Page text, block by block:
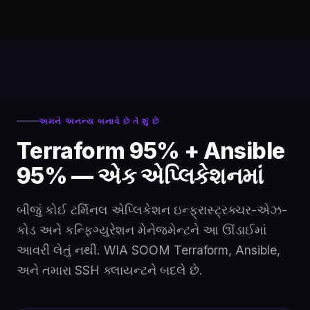
અમને અનન્ય બનાવે છે તે શું છે
Terraform 95% + Ansible
95% — એક એપ્લિકેશનમાં
બીજું કોઈ ટર્મિનલ એપ્લિકેશન ઇન્ફ્રાસ્ટ્રક્ચર-એઝ-
કોડ અને કન્ફિગ્યુરેશન મેનેજમેન્ટને આ ઊંડાઈમાં
આવરી લેતું નથી. WIA SOOM Terraform, Ansible,
અને તમારા SSH ક્લાયન્ટને બદલે છે.